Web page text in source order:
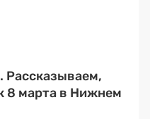
Рассказываем,
8 марта в Нижнем